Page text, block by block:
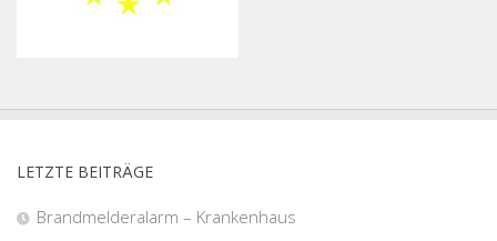
LETZTE BEITRÄGE
Brandmelderalarm – Krankenhaus